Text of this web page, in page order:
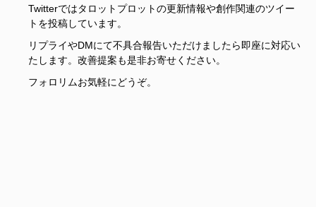
Twitterではタロットプロットの更新情報や創作関連のツイー
トを投稿しています。
リプライやDMにて不具合報告いただけましたら即座に対応い
たします。改善提案も是非お寄せください。
フォロリムお気軽にどうぞ。